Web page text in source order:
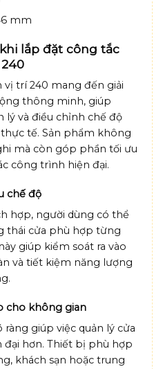
mm
lắp đặt công tắc
trí 240 mang đến giải
thông minh, giúp
lý và điều chỉnh chế độ
tế. Sản phẩm không
mà còn góp phần tối ưu
công trình hiện đại.
chế độ
hợp, người dùng có thể
thái cửa phù hợp từng
giúp kiểm soát ra vào
và tiết kiệm năng lượng
cho không gian
giúp việc quản lý cửa
đại hơn. Thiết bị phù hợp
khách sạn hoặc trung